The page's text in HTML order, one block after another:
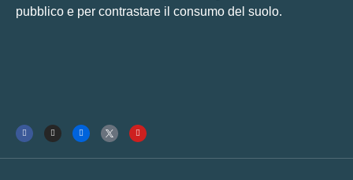
pubblico e per contrastare il consumo del suolo.